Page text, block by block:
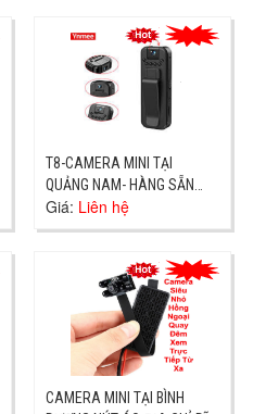
T8-CAMERA MINI TẠI
QUẢNG NAM- HÀNG SẴN
GIAO NGAY
Giá: Liên hệ
CAMERA MINI TẠI BÌNH